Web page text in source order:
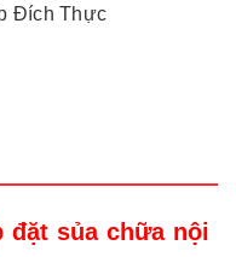
Đích Thực
đặt sủa chữa nội